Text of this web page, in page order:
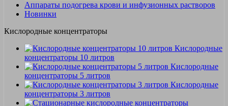
Аппараты подогрева крови и инфузионных растворов
Новинки
Кислородные концентраторы
Кислородные
концентраторы 10 литров
Кислородные
концентраторы 5 литров
Кислородные
концентраторы 3 литров